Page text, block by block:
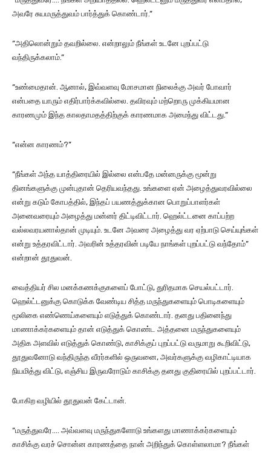
அவரே சுயமருத்துவம் பார்த்துக் கொண்டார்.”
“அதிலொன்றும் தவறில்லை. என்றாலும் நீங்கள் உடனே புறப்பட்டு
வந்திருக்கலாம்.”
“உண்மைதான். ஆனால், இவ்வளவு மோசமான நிலைக்கு அவர் போவார்
என்பதை யாரும் எதிர்பார்க்கவில்லை. தவிரவும் மற்றொரு முக்கியமான
காரணமும் இந்த காலதாமதத்திற்குக் காரணமாக அமைந்து விட்டது.”
“என்ன காரணம்?”
“நீங்கள் அந்த யாத்திரையில் இல்லை என்பதே மன்னருக்கு மூன்று
தினங்களுக்கு முன்புதான் தெரியவந்தது. உங்களை ஏன் அழைத்துவரவில்லை
என்று கடும் கோபத்தில், இந்தப் பயணத்துக்கான பொறுப்பாளர்கள்
அனைவரையும் அழைத்து மன்னர் திட்டிவிட்டார். ஹெல்ட்டனை காப்பற்ற
வல்லவரயனால்தான் முடியும். உடனே அவரை அழைத்து வர ஏற்பாடு செய்யுங்கள்
என்று உத்தரவிட்டார். அவரின் உத்தரவின் படியே நாங்கள் புறப்பட்டு வந்தோம்”
என்றான் தூதுவன்.
வைத்தியர் சில மனக்கணக்குகளைப் போட்டு, துரிதமாக செயல்பட்டார்.
ஹெல்ட்டனுக்கு கொடுக்க வேண்டிய சித்த மருந்துகளையும் பொடிகளையும்
மூலிகை எண்ணெய்களையும் எடுத்துக் கொண்டார். தனது பதினைந்து
மாணாக்கர்களையும் தான் எடுத்துக் கொண்ட அத்தனை மருந்துகளையும்
அதிக அளவில் எடுத்துக் கொண்டு, காசிக்குப் புறப்பட்டு வருமாறு கூறிவிட்டு,
தூதுவனோடு வந்திருந்த வீரர்களில் ஒருவனை, அவர்களுக்கு வழிகாட்டியாக
நியமித்து விட்டு, எஞ்சிய இருவரோடும் காசிக்கு தனது குதிரையில் புறப்பட்டார்.
போகிற வழியில் தூதுவன் கேட்டான்.
“மருத்துவரே…. அவ்வளவு மருந்துகளோடு உங்களது மாணாக்கர்களையும்
காசிக்கு வரச் சொன்ன காரணத்தை நான் அறிந்துக் கொள்ளலாமா? நீங்கள்